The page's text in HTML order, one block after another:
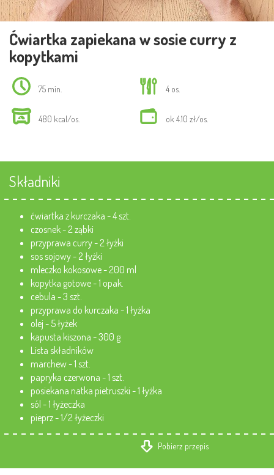
Ćwiartka zapiekana w sosie curry z
kopytkami
75 min. 4 os.
480 kcal/os. ok 4.10 zł/os.
Składniki
ćwiartka z kurczaka - 4 szt.
czosnek - 2 ząbki
przyprawa curry - 2 łyżki
sos sojowy - 2 łyżki
mleczko kokosowe - 200 ml
kopytka gotowe - 1 opak.
cebula - 3 szt.
przyprawa do kurczaka - 1 łyżka
olej - 5 łyżek
kapusta kiszona - 300 g
Lista składników
marchew - 1 szt.
papryka czerwona - 1 szt.
posiekana natka pietruszki - 1 łyżka
sól - 1 łyżeczka
pieprz - 1/2 łyżeczki
Pobierz przepis